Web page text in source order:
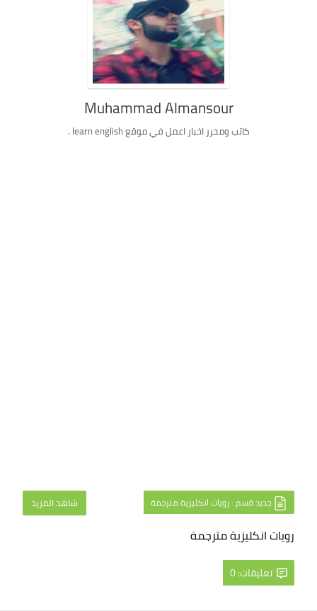
Muhammad Almansour
كاتب ومحرر اخبار اعمل في موقع learn english .
جديد قسم : رويات انكليزية مترجمة شاهد المزيد
رويات انكليزية مترجمة
تعليقات: 0